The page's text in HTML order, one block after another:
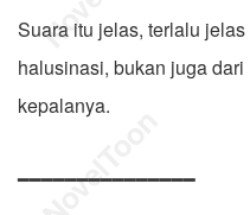
Suara itu jelas, terlalu
halusinasi, bukan juga
kepalanya.
━━━━━━━━━━━━━━━